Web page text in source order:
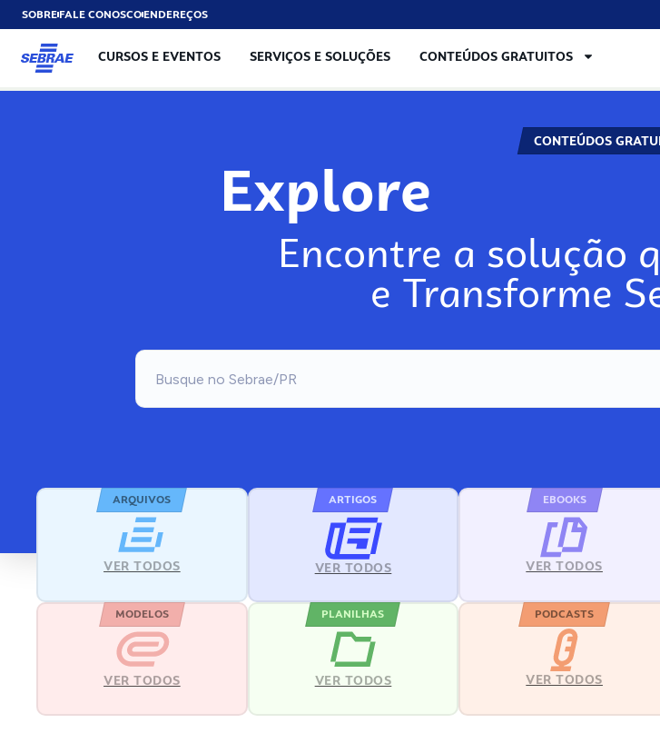
SOBREFALE CONOSCOENDEREÇOS
CURSOS E EVENTOS SERVIÇOS E SOLUÇÕES CONTEÚDOS GRATUITOS
CONTEÚDOS
Explore
Encontre a solução
e Transforme
ARQUIVOS
VER TODOS
ARTIGOS
VER TODOS
EBOOKS
VER TODOS
MODELOS
VER TODOS
PLANILHAS
VER TODOS
PODCASTS
VER TODOS